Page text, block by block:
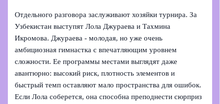
Отдельного разговора заслуживают хозяйки турнира. За
Узбекистан выступят Лола Джураева и Тахмина
Икромова. Джураева - молодая, но уже очень
амбициозная гимнастка с впечатляющим уровнем
сложности. Ее программы местами выглядят даже
авантюрно: высокий риск, плотность элементов и
быстрый темп оставляют мало пространства для ошибок.
Если Лола соберется, она способна преподнести сюрприз